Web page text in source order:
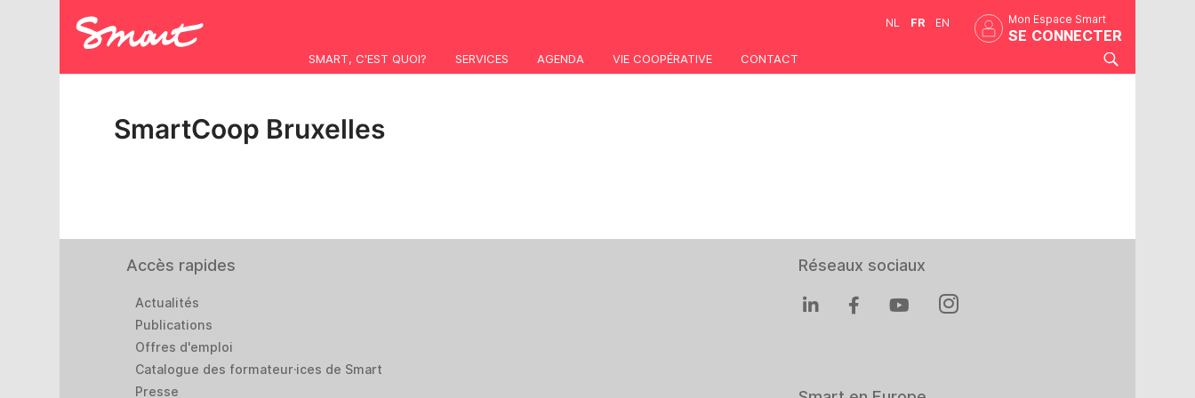
Mon Espace Smart
SE CONNECTER
NL FR EN
SMART, C'EST QUOI? SERVICES AGENDA VIE COOPÉRATIVE CONTACT
SmartCoop Bruxelles
Accès rapides
Actualités
Publications
Offres d'emploi
Catalogue des formateur·ices de Smart
Presse
Réseaux sociaux